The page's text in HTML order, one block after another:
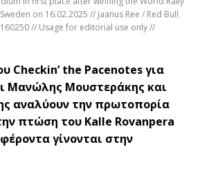
on 16.02.2025 // Jaanus Ree / Red Bull
// Usage for editorial use only //
Checkin’ the Pacenotesγια
Μανώλης Μουστεράκης και
αναλύουν την πρωτοπορία
πτώση του Kalle Rovanpera
γίνονται στην